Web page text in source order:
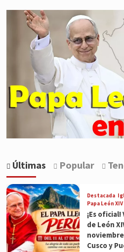
Últimas Popular
Destacada
Papa León
¡Es
de León
Cusco y